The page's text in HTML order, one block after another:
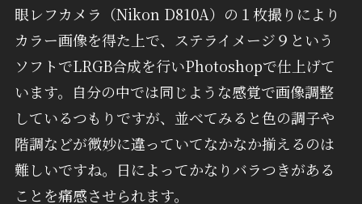
眼レフカメラ（Nikon D810A）の１枚撮りにより
カラー画像を得た上で、ステライメージ９という
ソフトでLRGB合成を行いPhotoshopで仕上げて
います。自分の中では同じような感覚で画像調整
しているつもりですが、並べてみると色の調子や
階調などが微妙に違っていてなかなか揃えるのは
難しいですね。日によってかなりバラつきがある
ことを痛感させられます。